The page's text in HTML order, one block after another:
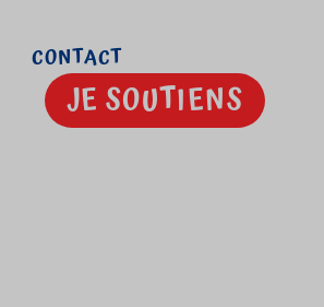
JE SOUTIENS
CONTACT